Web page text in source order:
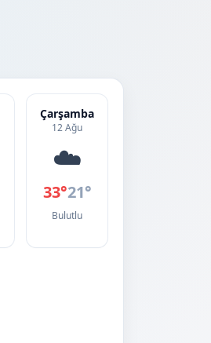
Çarşamba
12 Ağu
☁️
33°21°
Bulutlu